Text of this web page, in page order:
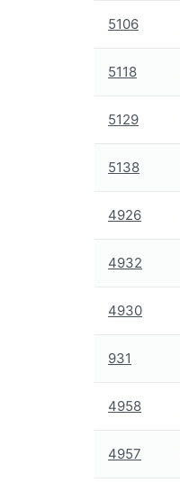
5106
5118
5129
5138
4926
4932
4930
931
4958
4957